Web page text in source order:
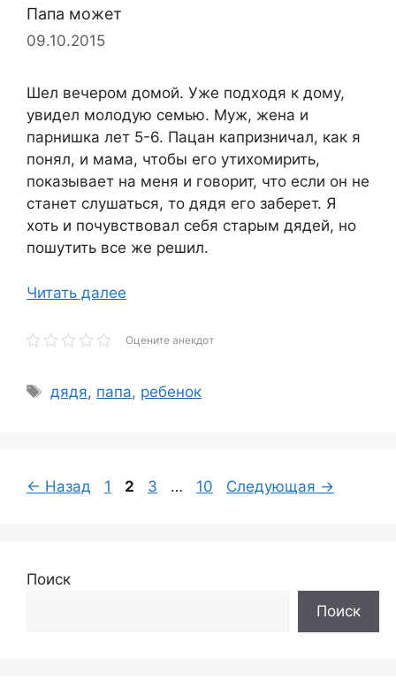
Папа может
09.10.2015
Шел вечером домой. Уже подходя к дому,
увидел молодую семью. Муж, жена и
парнишка лет 5-6. Пацан капризничал, как я
понял, и мама, чтобы его утихомирить,
показывает на меня и говорит, что если он не
станет слушаться, то дядя его заберет. Я
хоть и почувствовал себя старым дядей, но
пошутить все же решил.
Читать далее
Оцените анекдот
Метки
дядя, папа, ребенок
← Назад Страница
1 Страница
2 Страница
3 … Страница
10 Следующая →
Поиск
Поиск